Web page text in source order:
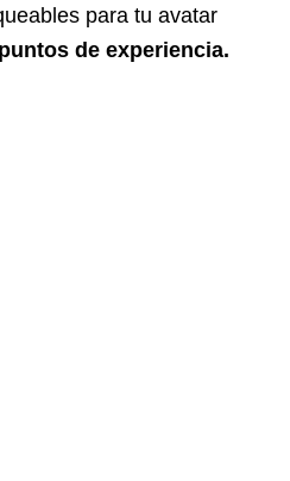
para tu avatar
puntos de experiencia.